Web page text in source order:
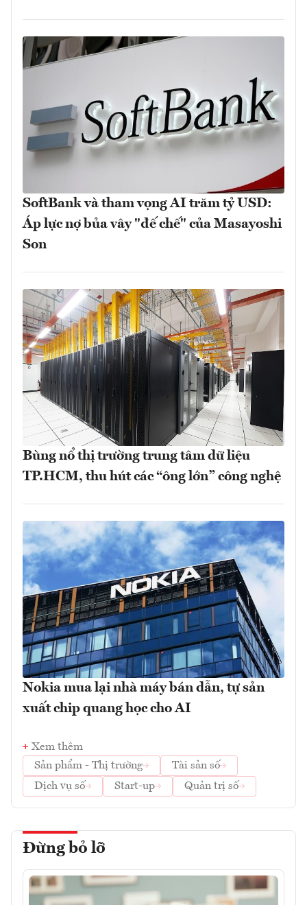
SoftBank và tham vọng AI trăm tỷ USD:
Áp lực nợ bủa vây "đế chế" của Masayoshi
Son
Bùng nổ thị trường trung tâm dữ liệu
TP.HCM, thu hút các “ông lớn” công nghệ
Nokia mua lại nhà máy bán dẫn, tự sản
xuất chip quang học cho AI
Xem thêm
Sản phẩm - Thị trường
Tài sản số
Dịch vụ số
Start-up Quản trị số
Đừng bỏ lỡ